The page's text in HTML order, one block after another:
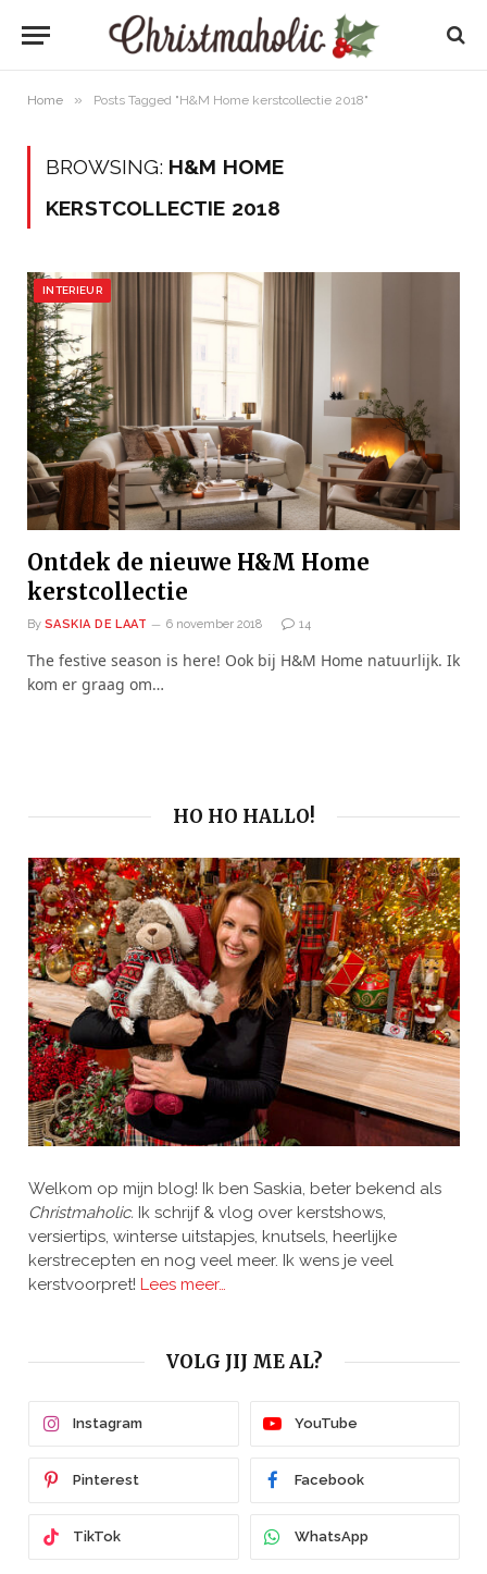
Home » Posts Tagged "H&M Home kerstcollectie 2018"
BROWSING: H&M HOME
KERSTCOLLECTIE 2018
INTERIEUR
Ontdek de nieuwe H&M Home
kerstcollectie
By SASKIA DE LAAT 6 november 2018 14
The festive season is here! Ook bij H&M Home natuurlijk. Ik
kom er graag om…
HO HO HALLO!
Welkom op mijn blog! Ik ben Saskia, beter bekend als
Christmaholic. Ik schrijf & vlog over kerstshows,
versiertips, winterse uitstapjes, knutsels, heerlijke
kerstrecepten en nog veel meer. Ik wens je veel
kerstvoorpret! Lees meer…
VOLG JIJ ME AL?
Instagram YouTube
Pinterest Facebook
TikTok WhatsApp